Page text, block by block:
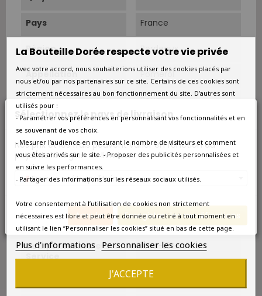
Sélectionnez le pays de livraison
Nos prix et les frais peuvent varier en fonction du
pays/de la région de livraison.
France métropolitaine
Annuler Enregistrer les modifications
Pays France
Région Bordeaux
Appellation Pomerol
Superficie 47,5 ha.
Cépage Dominant Merlot
Cépages
Merlot 80%, Cabernet
Franc 15% et Cabernet-
Sauvignon 5%.
Température De
Service
16°C-18°C.
Aujourd'hui
La Bouteille Dorée respecte votre vie privée
Avec votre accord, nous souhaiterions utiliser des cookies placés par
nous et/ou par nos partenaires sur ce site. Certains de ces cookies sont
strictement nécessaires au bon fonctionnement du site. D’autres sont
utilisés pour :
- Paramétrer vos préférences en personnalisant vos fonctionnalités et en
se souvenant de vos choix.
- Mesurer l’audience en mesurant le nombre de visiteurs et comment
vous êtes arrivés sur le site. - Proposer des publicités personnalisées et
en suivre les performances.
- Partager des informations sur les réseaux sociaux utilisés.
Votre consentement à l’utilisation de cookies non strictement
nécessaires est libre et peut être donnée ou retiré à tout moment en
utilisant le lien “Personnaliser les cookies” situé en bas de cette page.
Plus d'informations Personnaliser les cookies
J'ACCEPTE